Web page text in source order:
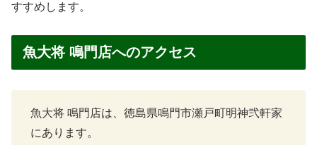
すすめします。
魚大将 鳴門店へのアクセス
魚大将 鳴門店は、徳島県鳴門市瀬戸町明神弐軒家
にあります。